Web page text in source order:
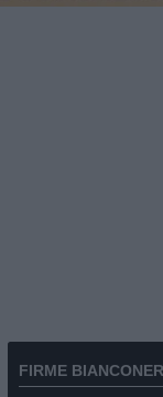
FIRME